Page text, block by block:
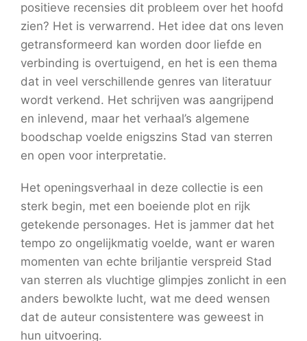
positieve recensies dit probleem over het hoofd
zien? Het is verwarrend. Het idee dat ons leven
getransformeerd kan worden door liefde en
verbinding is overtuigend, en het is een thema
dat in veel verschillende genres van literatuur
wordt verkend. Het schrijven was aangrijpend
en inlevend, maar het verhaal’s algemene
boodschap voelde enigszins Stad van sterren
en open voor interpretatie.
Het openingsverhaal in deze collectie is een
sterk begin, met een boeiende plot en rijk
getekende personages. Het is jammer dat het
tempo zo ongelijkmatig voelde, want er waren
momenten van echte briljantie verspreid Stad
van sterren als vluchtige glimpjes zonlicht in een
anders bewolkte lucht, wat me deed wensen
dat de auteur consistentere was geweest in
hun uitvoering.